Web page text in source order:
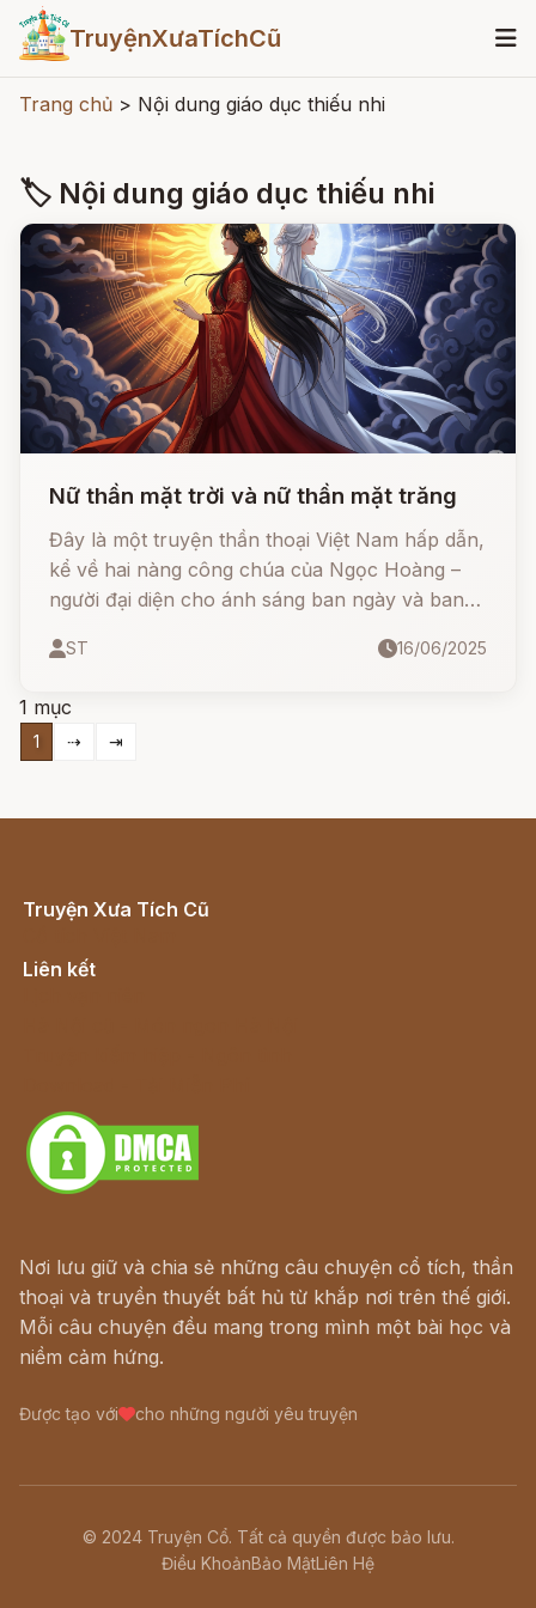
TruyệnXưaTíchCũ
Trang chủ > Nội dung giáo dục thiếu nhi
🏷 Nội dung giáo dục thiếu nhi
Nữ thần mặt trời và nữ thần mặt trăng
Đây là một truyện thần thoại Việt Nam hấp dẫn,
kể về hai nàng công chúa của Ngọc Hoàng –
người đại diện cho ánh sáng ban ngày và ban
có ngày ngắn ngày dài, vì sao trăng tròn trăng
ST 16/06/2025
1 mục
1 ⇢ ⇥
Truyện Xưa Tích Cũ
Liên kết
Nơi lưu giữ và chia sẻ những câu chuyện cổ tích, thần
thoại và truyền thuyết bất hủ từ khắp nơi trên thế giới.
Mỗi câu chuyện đều mang trong mình một bài học và
niềm cảm hứng.
Được tạo với cho những người yêu truyện
© 2024 Truyện Cổ. Tất cả quyền được bảo lưu.
Điều KhoảnBảo MậtLiên Hệ